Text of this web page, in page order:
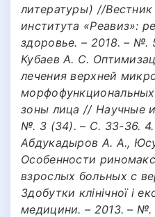
литературы) //
института «Реавиз»:
здоровье. – 2018. – №.
Кубаев А. С.
лечения верхней
зоны лица // Научные
№. 3 (34). – С. 33-36. 4.
Абдукадыров А. А.,
Особенности
взрослых больных с
Здобутки клінічної i
медицини. – 2013. – №.